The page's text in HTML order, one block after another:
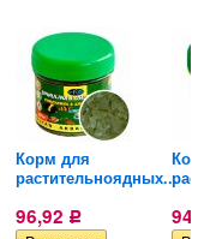
Корм для
растительноядных...
96,92 Р